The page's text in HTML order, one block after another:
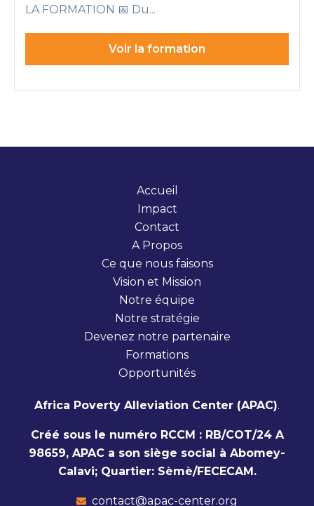
LA FORMATION 📅 Du...
Voir la formation
Accueil
Impact
Contact
A Propos
Ce que nous faisons
Vision et Mission
Notre équipe
Notre stratégie
Devenez notre partenaire
Formations
Opportunités
Africa Poverty Alleviation Center (APAC).
Créé sous le numéro RCCM : RB/COT/24 A
98659, APAC a son siège social à Abomey-
Calavi; Quartier: Sèmè/FECECAM.
contact@apac-center.org